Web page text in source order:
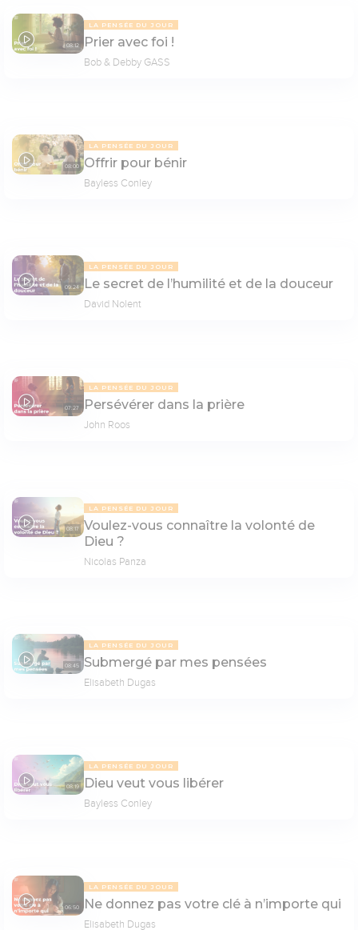
08:12
LA PENSÉE DU JOUR
Prier avec foi !
Bob & Debby GASS
08:00
LA PENSÉE DU JOUR
Offrir pour bénir
Bayless Conley
09:24
LA PENSÉE DU JOUR
Le secret de l’humilité et de la douceur
David Nolent
07:27
LA PENSÉE DU JOUR
Persévérer dans la prière
John Roos
08:17
LA PENSÉE DU JOUR
Voulez-vous connaître la volonté de
Dieu ?
Nicolas Panza
08:45
LA PENSÉE DU JOUR
Submergé par mes pensées
Elisabeth Dugas
08:19
LA PENSÉE DU JOUR
Dieu veut vous libérer
Bayless Conley
06:50
LA PENSÉE DU JOUR
Ne donnez pas votre clé à n’importe qui
Elisabeth Dugas